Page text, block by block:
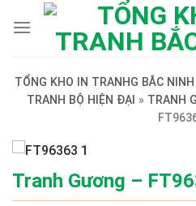
TỔNG KHO IN TRANHG BẮC
TRANH BỘ HIỆN ĐẠI » TRANH
Tranh Gương –